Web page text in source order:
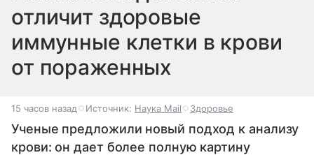
отличит здоровые
иммунные клетки в крови
от пораженных
15 часов назад Источник: Наука Mail Здоровье
Ученые предложили новый подход к анализу
крови: он дает более полную картину